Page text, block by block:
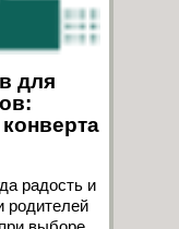
для
радость и
родителей